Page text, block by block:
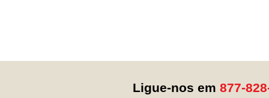
Ligue-nos em 877-